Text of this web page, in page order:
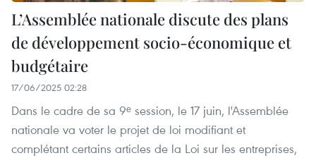
L’Assemblée nationale discute des plans
de développement socio-économique et
budgétaire
17/06/2025 02:28
Dans le cadre de sa 9ᵉ session, le 17 juin, l'Assemblée
nationale va voter le projet de loi modifiant et
complétant certains articles de la Loi sur les entreprises,